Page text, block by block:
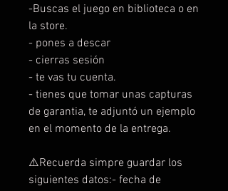
-Buscas el juego en biblioteca o en
la store.
- pones a descar
- cierras sesión
- te vas tu cuenta.
- tienes que tomar unas capturas
de garantia, te adjuntó un ejemplo
en el momento de la entrega.
⚠️Recuerda simpre guardar los
siguientes datos:- fecha de